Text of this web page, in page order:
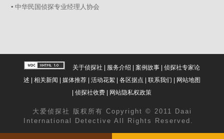
▪ 中华民国侦探专业经理人协会
关于侦探社 | 服务介绍 | 案例故事| 侦探社专家论
述 | 相关新闻 | 媒体推荐| 活动花絮| 各区据点 | 联系我们 | 网站地图
|侦探社收费 | 网站隐私权政策
大爱 侦探社
版权所有 Copyright © 2011 Daai
International Detective All Rights Reserved.